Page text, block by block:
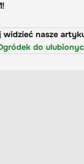
widzieć nasze
do